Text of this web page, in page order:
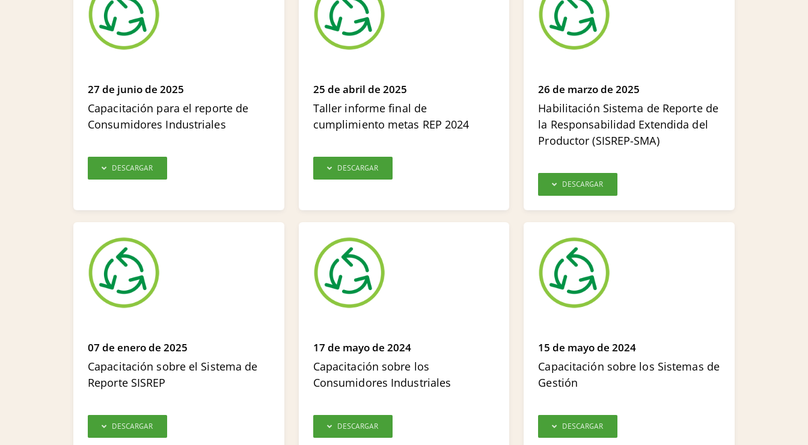
27 de junio de 2025
Capacitación para el reporte de
Consumidores Industriales
DESCARGAR
25 de abril de 2025
Taller informe final de
cumplimiento metas REP 2024
DESCARGAR
26 de marzo de 2025
Habilitación Sistema de Reporte de
la Responsabilidad Extendida del
Productor (SISREP-SMA)
DESCARGAR
07 de enero de 2025
Capacitación sobre el Sistema de
Reporte SISREP
DESCARGAR
17 de mayo de 2024
Capacitación sobre los
Consumidores Industriales
DESCARGAR
15 de mayo de 2024
Capacitación sobre los Sistemas de
Gestión
DESCARGAR